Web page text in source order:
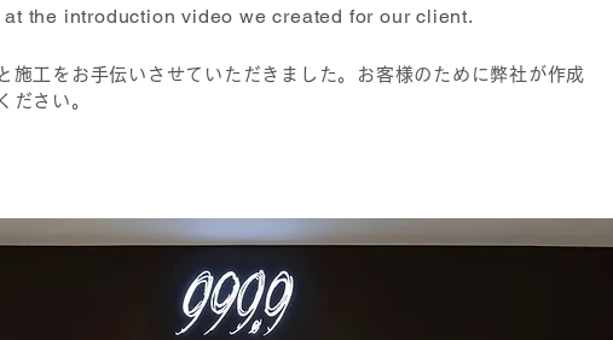
the introduction video we created for our client.
施工をお手伝いさせていただきました。お客様のために弊社が作成
ださい。